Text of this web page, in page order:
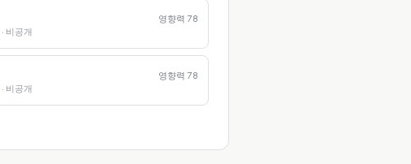
영향력 78
· 비공개
영향력 78
· 비공개